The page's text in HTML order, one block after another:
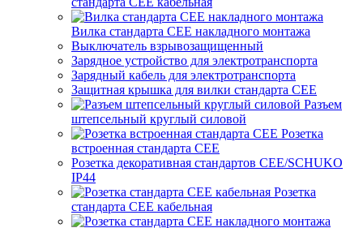
Вилка стандарта CEE накладного монтажа
Выключатель взрывозащищенный
Зарядное устройство для электротранспорта
Зарядный кабель для электротранспорта
Защитная крышка для вилки стандарта CEE
Разъем
штепсельный круглый силовой
Розетка
встроенная стандарта CEE
Розетка декоративная стандартов CEE/SCHUKO
IP44
Розетка
стандарта СЕЕ кабельная